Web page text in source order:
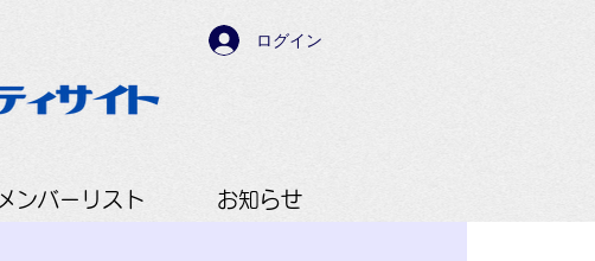
ログイン
メンバーリスト お知らせ